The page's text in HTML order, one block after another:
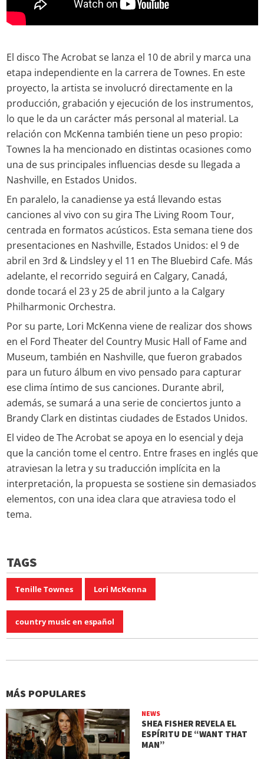
El disco The Acrobat se lanza el 10 de abril y marca una
etapa independiente en la carrera de Townes. En este
proyecto, la artista se involucró directamente en la
producción, grabación y ejecución de los instrumentos,
lo que le da un carácter más personal al material. La
relación con McKenna también tiene un peso propio:
Townes la ha mencionado en distintas ocasiones como
una de sus principales influencias desde su llegada a
Nashville, en Estados Unidos.
En paralelo, la canadiense ya está llevando estas
canciones al vivo con su gira The Living Room Tour,
centrada en formatos acústicos. Esta semana tiene dos
presentaciones en Nashville, Estados Unidos: el 9 de
abril en 3rd & Lindsley y el 11 en The Bluebird Cafe. Más
adelante, el recorrido seguirá en Calgary, Canadá,
donde tocará el 23 y 25 de abril junto a la Calgary
Philharmonic Orchestra.
Por su parte, Lori McKenna viene de realizar dos shows
en el Ford Theater del Country Music Hall of Fame and
Museum, también en Nashville, que fueron grabados
para un futuro álbum en vivo pensado para capturar
ese clima íntimo de sus canciones. Durante abril,
además, se sumará a una serie de conciertos junto a
Brandy Clark en distintas ciudades de Estados Unidos.
El video de The Acrobat se apoya en lo esencial y deja
que la canción tome el centro. Entre frases en inglés que
atraviesan la letra y su traducción implícita en la
interpretación, la propuesta se sostiene sin demasiados
elementos, con una idea clara que atraviesa todo el
tema.
TAGS
Tenille Townes Lori McKenna
country music en español
MÁS POPULARES
NEWS
SHEA FISHER REVELA EL
ESPÍRITU DE “WANT THAT
MAN”